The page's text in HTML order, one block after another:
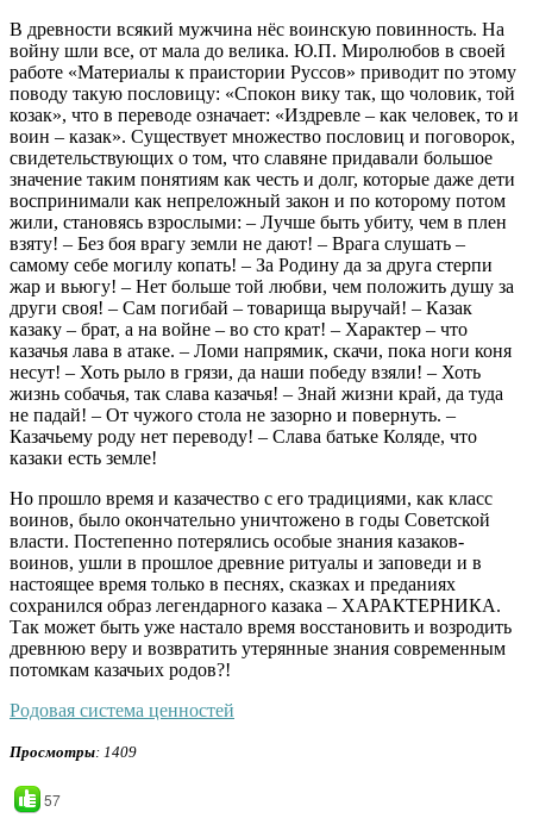
В древности всякий мужчина нёс воинскую повинность. На
войну шли все, от мала до велика. Ю.П. Миролюбов в своей
работе «Материалы к праистории Руссов» приводит по этому
поводу такую пословицу: «Спокон вику так, що чоловик, той
козак», что в переводе означает: «Издревле – как человек, то и
воин – казак». Существует множество пословиц и поговорок,
свидетельствующих о том, что славяне придавали большое
значение таким понятиям как честь и долг, которые даже дети
воспринимали как непреложный закон и по которому потом
жили, становясь взрослыми: – Лучше быть убиту, чем в плен
взяту! – Без боя врагу земли не дают! – Врага слушать –
самому себе могилу копать! – За Родину да за друга стерпи
жар и вьюгу! – Нет больше той любви, чем положить душу за
други своя! – Сам погибай – товарища выручай! – Казак
казаку – брат, а на войне – во сто крат! – Характер – что
казачья лава в атаке. – Ломи напрямик, скачи, пока ноги коня
несут! – Хоть рыло в грязи, да наши победу взяли! – Хоть
жизнь собачья, так слава казачья! – Знай жизни край, да туда
не падай! – От чужого стола не зазорно и повернуть. –
Казачьему роду нет переводу! – Слава батьке Коляде, что
казаки есть земле!
Но прошло время и казачество с его традициями, как класс
воинов, было окончательно уничтожено в годы Советской
власти. Постепенно потерялись особые знания казаков-
воинов, ушли в прошлое древние ритуалы и заповеди и в
настоящее время только в песнях, сказках и преданиях
сохранился образ легендарного казака – ХАРАКТЕРНИКА.
Так может быть уже настало время восстановить и возродить
древнюю веру и возвратить утерянные знания современным
потомкам казачьих родов?!
Родовая система ценностей
Просмотры: 1409
57